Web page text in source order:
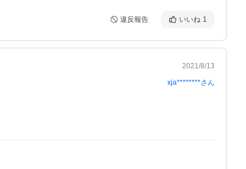
違反報告 いいね 1
2021/8/13
xja********さん